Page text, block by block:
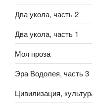
Два укола, часть 2
Два укола, часть 1
Моя проза
Эра Водолея, часть 3
Цивилизация,